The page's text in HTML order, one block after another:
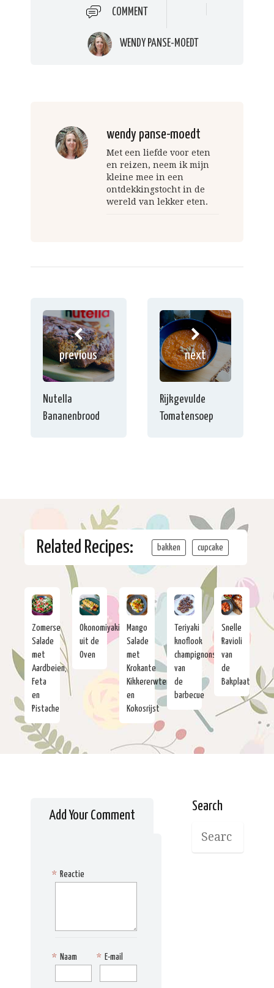
COMMENT
WENDY PANSE-MOEDT
wendy panse-moedt
Met een liefde voor eten
en reizen, neem ik mijn
kleine mee in een
ontdekkingstocht in de
wereld van lekker eten.
previous
Nutella
Bananenbrood
next
Rijkgevulde
Tomatensoep
Related Recipes: bakken cupcake
Zomerse
Salade
met
Aardbeien,
Feta
en
Pistache
Okonomiyaki
uit de
Oven
Mango
Salade
met
Krokante
Kikkererwten
en
Kokosrijst
Teriyaki
knoflook
champignons
van
de
barbecue
Snelle
Ravioli
van
de
Bakplaat
Add Your Comment
Reactie
*
Naam
* E-mail
*
Search